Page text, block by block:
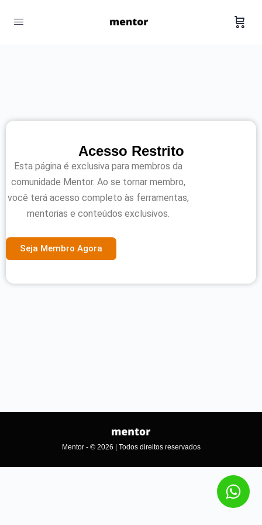
Acesso Restrito
Esta página é exclusiva para membros da
comunidade Mentor. Ao se tornar membro,
você terá acesso completo às ferramentas,
mentorias e conteúdos exclusivos.
Seja Membro Agora
Mentor - © 2026 | Todos direitos reservados